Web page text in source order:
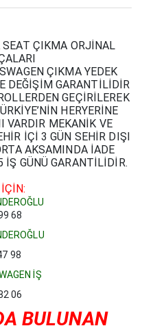
SEAT ÇIKMA ORJİNAL
ÇIKMA YEDEK
DEĞİŞİM GARANTİLİDİR
GEÇİRİLEREK
HERYERİNE
VARDIR MEKANİK VE
İÇİ 3 GÜN SEHİR DIŞI
AKSAMINDA İADE
İŞ GÜNÜ GARANTİLİDİR.
68
98
İŞ
06
BULUNAN